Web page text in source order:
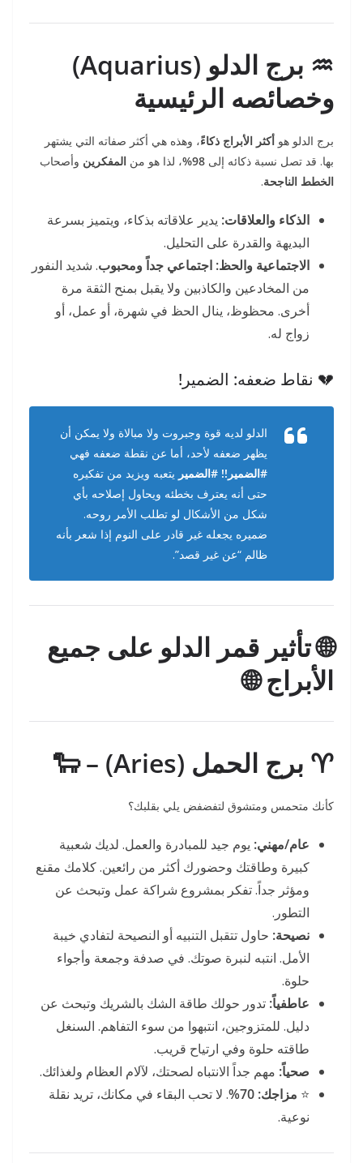
♒ برج الدلو (Aquarius)
وخصائصه الرئيسية
برج الدلو هو أكثر الأبراج ذكاءً، وهذه هي أكثر صفاته التي يشتهر
بها. قد تصل نسبة ذكائه إلى 98% ، لذا هو من المفكرين وأصحاب
الخطط الناجحة.
الذكاء والعلاقات: يدير علاقاته بذكاء، ويتميز بسرعة
البديهة والقدرة على التحليل.
الاجتماعية والحظ: اجتماعي جداً ومحبوب. شديد النفور
من المخادعين والكاذبين ولا يقبل بمنح الثقة مرة
أخرى. محظوظ، ينال الحظ في شهرة، أو عمل، أو
زواج له.
💔 نقاط ضعفه: الضمير!
الدلو لديه قوة وجبروت ولا مبالاة ولا يمكن أن
يظهر ضعفه لأحد، أما عن نقطة ضعفه فهي
#الضمير!! #الضمير يتعبه ويزيد من تفكيره
حتى أنه يعترف بخطئه ويحاول إصلاحه بأي
شكل من الأشكال لو تطلب الأمر روحه.
ضميره يجعله غير قادر على النوم إذا شعر بأنه
ظالم “عن غير قصد”.
🌐 تأثير قمر الدلو على جميع
الأبراج 🌐
♈ برج الحمل (Aries) – 🐑
كأنك متحمس ومتشوق لتفضفض يلي بقلبك؟
عام/مهني: يوم جيد للمبادرة والعمل. لديك شعبية
كبيرة وطاقتك وحضورك أكثر من رائعين. كلامك مقنع
ومؤثر جداً. تفكر بمشروع شراكة عمل وتبحث عن
التطور.
نصيحة: حاول تتقبل التنبيه أو النصيحة لتفادي خيبة
الأمل. انتبه لنبرة صوتك. في صدفة وجمعة وأجواء
حلوة.
عاطفياً: تدور حولك طاقة الشك بالشريك وتبحث عن
دليل. للمتزوجين، انتبهوا من سوء التفاهم. السنغل
طاقته حلوة وفي ارتياح قريب.
صحياً: مهم جداً الانتباه لصحتك، لآلام العظام ولغذائك.
⭐ مزاجك: 70%
. لا تحب البقاء في مكانك، تريد نقلة
نوعية.